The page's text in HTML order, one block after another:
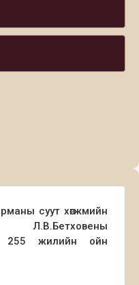
суут хөгжмийн
255 жилийн ойн
төгөлдөр